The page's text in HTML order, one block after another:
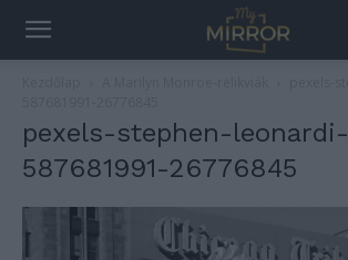
pexels-stephen-leonardi-
587681991-26776845